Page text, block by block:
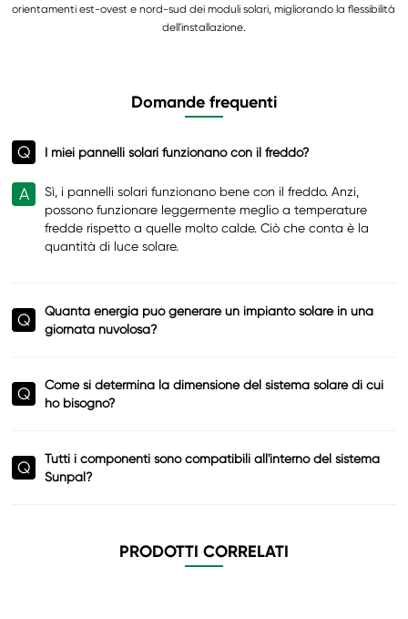
orientamenti est-ovest e nord-sud dei moduli solari, migliorando la flessibilità
dell'installazione.
Domande frequenti
Q I miei pannelli solari funzionano con il freddo?
A
Sì, i pannelli solari funzionano bene con il freddo. Anzi,
possono funzionare leggermente meglio a temperature
fredde rispetto a quelle molto calde. Ciò che conta è la
quantità di luce solare.
Q
Quanta energia può generare un impianto solare in una
giornata nuvolosa?
Q
Come si determina la dimensione del sistema solare di cui
ho bisogno?
Q
Tutti i componenti sono compatibili all'interno del sistema
Sunpal?
PRODOTTI CORRELATI